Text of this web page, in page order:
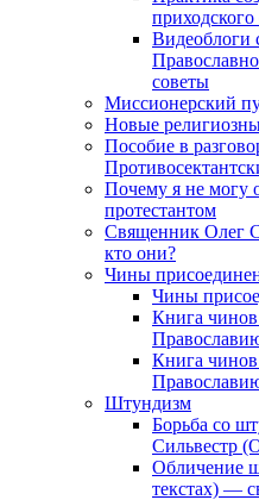
приходского
Видеоблоги
советы
Миссионерский
Новые
Пособие в
Почему я не могу
протестантом
Священник Олег
кто они?
Чины
Чины
Книга
Книга
Штундизм
Борьба со
Сильвестр
Обличение
текстах) —